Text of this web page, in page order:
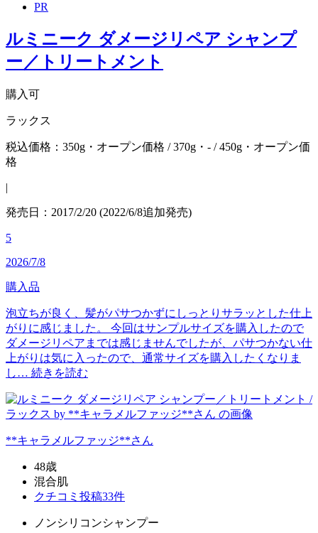
PR
ルミニーク ダメージリペア シャンプ
ー／トリートメント
購入可
ラックス
税込価格：350g・オープン価格 / 370g・- / 450g・オープン価
格
|
発売日：2017/2/20 (2022/6/8追加発売)
5
2026/7/8
購入品
泡立ちが良く、髪がパサつかずにしっとりサラッとした仕上
がりに感じました。 今回はサンプルサイズを購入したので
ダメージリペアまでは感じませんでしたが、パサつかない仕
上がりは気に入ったので、通常サイズを購入したくなりま
し… 続きを読む
**キャラメルファッジ**さん
48歳
混合肌
クチコミ投稿33件
ノンシリコンシャンプー